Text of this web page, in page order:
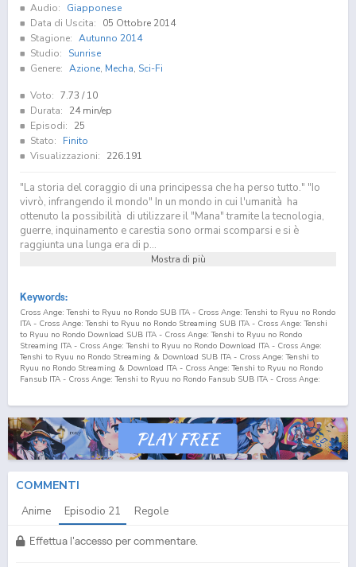
Audio:
Giapponese
Data di Uscita:
05 Ottobre 2014
Stagione: Autunno 2014
Studio:
Sunrise
Genere: Azione, Mecha, Sci-Fi
Voto: 7.73 / 10
Durata:
24 min/ep
Episodi:
25
Stato:
Finito
Visualizzazioni:
226.191
"La storia del coraggio di una principessa che ha perso tutto." "Io
vivrò, infrangendo il mondo" In un mondo in cui l'umanità ha
ottenuto la possibilità di utilizzare il "Mana" tramite la tecnologia,
guerre, inquinamento e carestia sono ormai scomparsi e si è
raggiunta una lunga era di p...
Mostra di più
Keywords:
Cross Ange: Tenshi to Ryuu no Rondo SUB ITA - Cross Ange: Tenshi to Ryuu no Rondo
ITA - Cross Ange: Tenshi to Ryuu no Rondo Streaming SUB ITA - Cross Ange: Tenshi
to Ryuu no Rondo Download SUB ITA - Cross Ange: Tenshi to Ryuu no Rondo
Streaming ITA - Cross Ange: Tenshi to Ryuu no Rondo Download ITA - Cross Ange:
Tenshi to Ryuu no Rondo Streaming & Download SUB ITA - Cross Ange: Tenshi to
Ryuu no Rondo Streaming & Download ITA - Cross Ange: Tenshi to Ryuu no Rondo
Fansub ITA - Cross Ange: Tenshi to Ryuu no Rondo Fansub SUB ITA - Cross Ange:
Cross Ange: Tenshi to Ryuu no Rondo ITA - Cross Ange: Tenshi to Ryuu no Rondo
Episodio21SUB ITA - Cross Ange: Tenshi to Ryuu no Rondo Episodio21ITA - Cross
Ange: Tenshi to Ryuu no Rondo Streaming Episodio21
SUB ITA - Cross Ange: Tenshi
to Ryuu no Rondo Streaming Episodio21ITA - Cross Ange: Tenshi to Ryuu no Rondo
Episodio21 ITA Cross Ange: Rondo of Angel and Dragon SUB ITA - Cross Ange:
Rondo of Angel and Dragon ITA - Cross Ange: Rondo of Angel and Dragon Streaming
Rondo of Angel and Dragon Streaming ITA - Cross Ange: Rondo of Angel and Dragon
Download ITA - Cross Ange: Rondo of Angel and Dragon Streaming & Download SUB
ITA - Cross Ange: Rondo of Angel and Dragon Streaming & Download ITA - Cross
Ange: Rondo of Angel and Dragon Fansub ITA - Cross Ange: Rondo of Angel and
COMMENTI
Anime Episodio 21 Regole
Effettua l'accesso per commentare.